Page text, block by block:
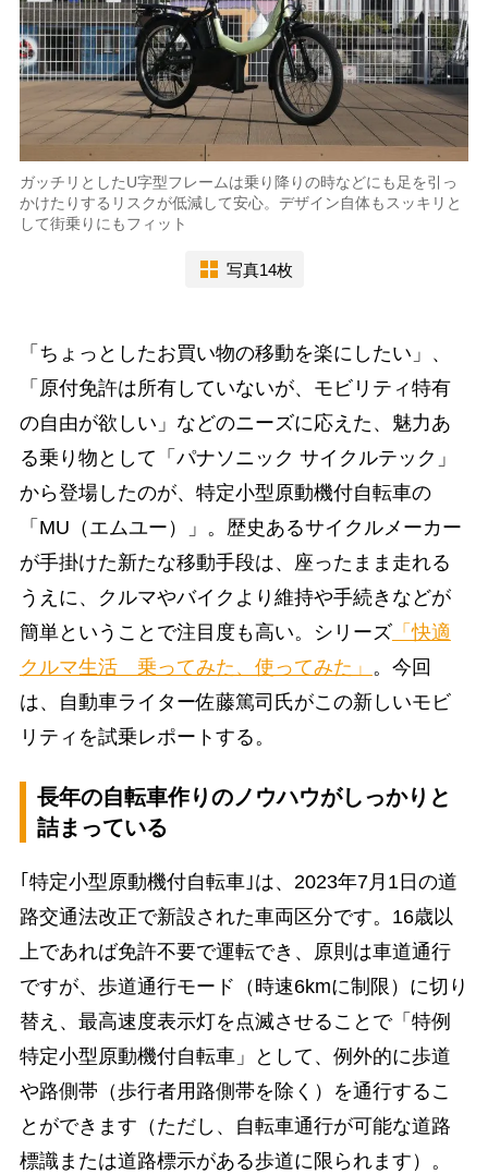
ガッチリとしたU字型フレームは乗り降りの時などにも足を引っ
かけたりするリスクが低減して安心。デザイン自体もスッキリと
して街乗りにもフィット
写真14枚
「ちょっとしたお買い物の移動を楽にしたい」、
「原付免許は所有していないが、モビリティ特有
の自由が欲しい」などのニーズに応えた、魅力あ
る乗り物として「パナソニック サイクルテック」
から登場したのが、特定小型原動機付自転車の
「MU（エムユー）」。歴史あるサイクルメーカー
が手掛けた新たな移動手段は、座ったまま走れる
うえに、クルマやバイクより維持や手続きなどが
簡単ということで注目度も高い。シリーズ「快適
クルマ生活 乗ってみた、使ってみた」 。今回
は、自動車ライター佐藤篤司氏がこの新しいモビ
リティを試乗レポートする。
長年の自転車作りのノウハウがしっかりと
詰まっている
｢特定小型原動機付自転車｣は、2023年7月1日の道
路交通法改正で新設された車両区分です。16歳以
上であれば免許不要で運転でき、原則は車道通行
ですが、歩道通行モード（時速6kmに制限）に切り
替え、最高速度表示灯を点滅させることで「特例
特定小型原動機付自転車」として、例外的に歩道
や路側帯（歩行者用路側帯を除く）を通行するこ
とができます（ただし、自転車通行が可能な道路
標識または道路標示がある歩道に限られます）。